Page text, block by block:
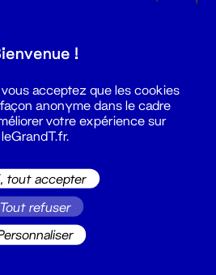
!
acceptez que les cookies
anonyme dans le cadre
votre expérience sur
leGrandT.fr.
tout accepter
Tout refuser